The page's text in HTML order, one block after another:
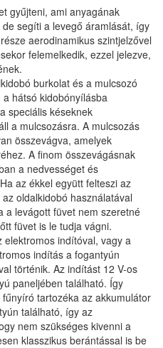
gyűjteni, ami anyagának
segíti a levegő áramlását, így
aerodinamikus szintjelzővel
felemelkedik, ezzel jelezve,
burkolat és a mulcsozó
hátsó kidobónyílásba
speciális késeknek
a mulcsozásra. A mulcsozás
összevágva, amelyek
A finom összevágásnak
a nedvességet és
az ékkel együtt felteszi az
oldalkidobó használatával
a levágott füvet nem szeretné
füvet is le tudja vágni.
indítóval, vagy a
indítás a fogantyún
történik. Az indítást 12 V-os
paneljében található. Így
tartozéka az akkumulátor
található, így az
nem szükséges kivenni a
klasszikus berántással is be